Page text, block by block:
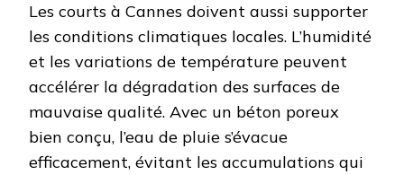
Les courts à Cannes doivent aussi supporter
les conditions climatiques locales. L’humidité
et les variations de température peuvent
accélérer la dégradation des surfaces de
mauvaise qualité. Avec un béton poreux
bien conçu, l’eau de pluie s’évacue
efficacement, évitant les accumulations qui